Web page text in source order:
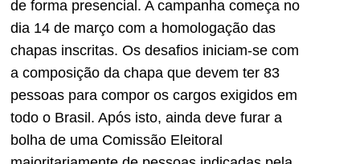
de forma presencial. A campanha começa no
dia 14 de março com a homologação das
chapas inscritas. Os desafios iniciam-se com
a composição da chapa que devem ter 83
pessoas para compor os cargos exigidos em
todo o Brasil. Após isto, ainda deve furar a
bolha de uma Comissão Eleitoral